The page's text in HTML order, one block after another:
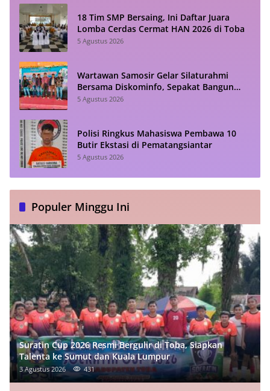
18 Tim SMP Bersaing, Ini Daftar Juara
Lomba Cerdas Cermat HAN 2026 di Toba
5 Agustus 2026
Wartawan Samosir Gelar Silaturahmi
Bersama Diskominfo, Sepakat Bangun
Komunikasi Konstruktif
5 Agustus 2026
Polisi Ringkus Mahasiswa Pembawa 10
Butir Ekstasi di Pematangsiantar
5 Agustus 2026
Populer Minggu Ini
Suratin Cup 2026 Resmi Bergulir di Toba, Siapkan
Talenta ke Sumut dan Kuala Lumpur
3 Agustus 2026 431